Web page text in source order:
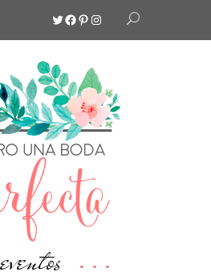
Twitter
Facebook
Pinterest
Instagram
eventos